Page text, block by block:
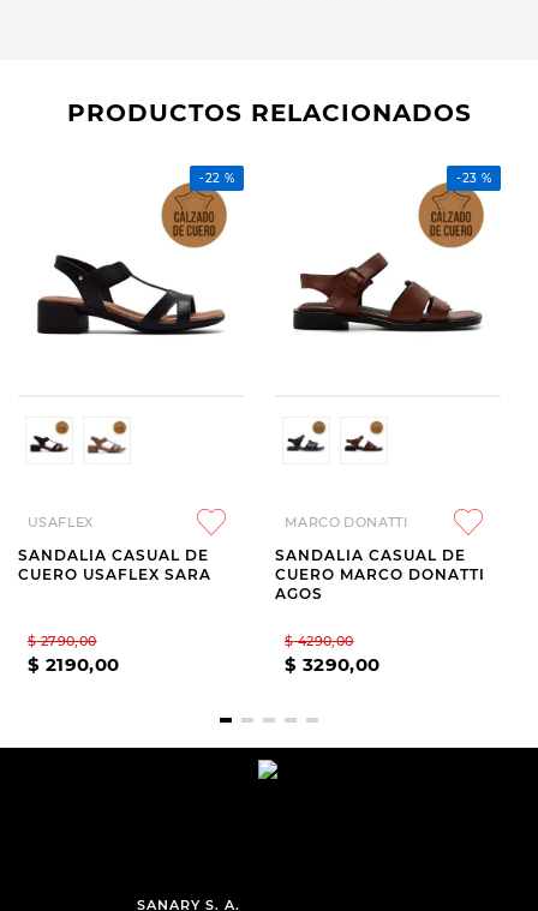
PRODUCTOS RELACIONADOS
-22 %
USAFLEX
SANDALIA CASUAL DE
CUERO USAFLEX SARA
$ 2790,00
$ 2190,00
-23 %
MARCO DONATTI
SANDALIA CASUAL DE
CUERO MARCO DONATTI
AGOS
$ 4290,00
$ 3290,00
SANARY S. A.